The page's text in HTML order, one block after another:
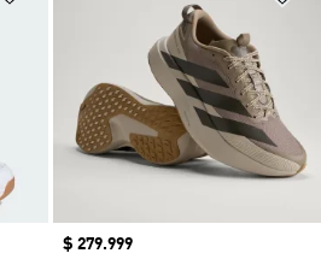
Precio
$ 279.999